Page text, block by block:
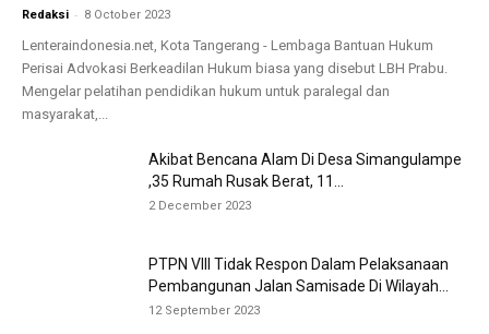
Redaksi - 8 October 2023
Lenteraindonesia.net, Kota Tangerang - Lembaga Bantuan Hukum
Perisai Advokasi Berkeadilan Hukum biasa yang disebut LBH Prabu.
Mengelar pelatihan pendidikan hukum untuk paralegal dan
masyarakat,...
Akibat Bencana Alam Di Desa Simangulampe
,35 Rumah Rusak Berat, 11...
2 December 2023
PTPN VIII Tidak Respon Dalam Pelaksanaan
Pembangunan Jalan Samisade Di Wilayah...
12 September 2023